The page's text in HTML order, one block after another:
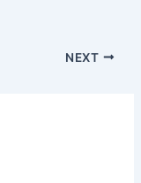
NEXT